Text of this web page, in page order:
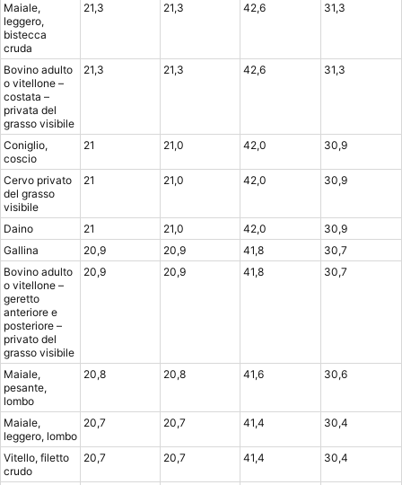
Maiale,
leggero,
bistecca
cruda
21,3 21,3 42,6 31,3
Bovino adulto
o vitellone –
costata –
privata del
grasso visibile
21,3 21,3 42,6 31,3
Coniglio,
coscio
21 21,0 42,0 30,9
Cervo privato
del grasso
visibile
21 21,0 42,0 30,9
Daino 21 21,0 42,0
30,9
Gallina
20,9 20,9 41,8
30,7
Bovino adulto
o vitellone –
geretto
anteriore e
posteriore –
privato del
grasso visibile
20,9 20,9 41,8 30,7
Maiale,
pesante,
lombo
20,8 20,8 41,6 30,6
Maiale,
leggero, lombo
20,7 20,7 41,4 30,4
Vitello, filetto
crudo
20,7 20,7 41,4 30,4